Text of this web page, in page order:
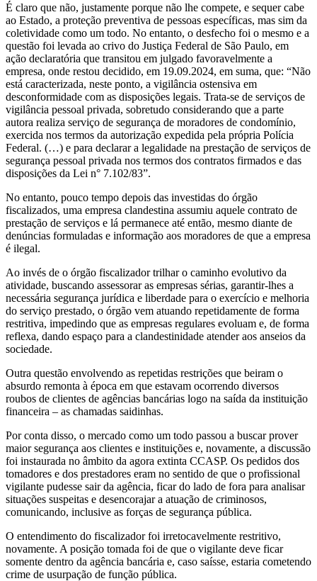
É claro que não, justamente porque não lhe compete, e sequer cabe
ao Estado, a proteção preventiva de pessoas específicas, mas sim da
coletividade como um todo. No entanto, o desfecho foi o mesmo e a
questão foi levada ao crivo do Justiça Federal de São Paulo, em
ação declaratória que transitou em julgado favoravelmente a
empresa, onde restou decidido, em 19.09.2024, em suma, que: “Não
está caracterizada, neste ponto, a vigilância ostensiva em
desconformidade com as disposições legais. Trata-se de serviços de
vigilância pessoal privada, sobretudo considerando que a parte
autora realiza serviço de segurança de moradores de condomínio,
exercida nos termos da autorização expedida pela própria Polícia
Federal. (…) e para declarar a legalidade na prestação de serviços de
segurança pessoal privada nos termos dos contratos firmados e das
disposições da Lei n° 7.102/83”.
No entanto, pouco tempo depois das investidas do órgão
fiscalizados, uma empresa clandestina assumiu aquele contrato de
prestação de serviços e lá permanece até então, mesmo diante de
denúncias formuladas e informação aos moradores de que a empresa
é ilegal.
Ao invés de o órgão fiscalizador trilhar o caminho evolutivo da
atividade, buscando assessorar as empresas sérias, garantir-lhes a
necessária segurança jurídica e liberdade para o exercício e melhoria
do serviço prestado, o órgão vem atuando repetidamente de forma
restritiva, impedindo que as empresas regulares evoluam e, de forma
reflexa, dando espaço para a clandestinidade atender aos anseios da
sociedade.
Outra questão envolvendo as repetidas restrições que beiram o
absurdo remonta à época em que estavam ocorrendo diversos
roubos de clientes de agências bancárias logo na saída da instituição
financeira – as chamadas saidinhas.
Por conta disso, o mercado como um todo passou a buscar prover
maior segurança aos clientes e instituições e, novamente, a discussão
foi instaurada no âmbito da agora extinta CCASP. Os pedidos dos
tomadores e dos prestadores eram no sentido de que o profissional
vigilante pudesse sair da agência, ficar do lado de fora para analisar
situações suspeitas e desencorajar a atuação de criminosos,
comunicando, inclusive as forças de segurança pública.
O entendimento do fiscalizador foi irretocavelmente restritivo,
novamente. A posição tomada foi de que o vigilante deve ficar
somente dentro da agência bancária e, caso saísse, estaria cometendo
crime de usurpação de função pública.